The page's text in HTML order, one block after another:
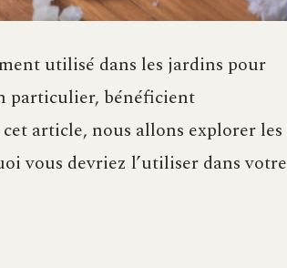
utilisé dans les jardins pour
particulier, bénéficient
article, nous allons explorer les
vous devriez l’utiliser dans votre